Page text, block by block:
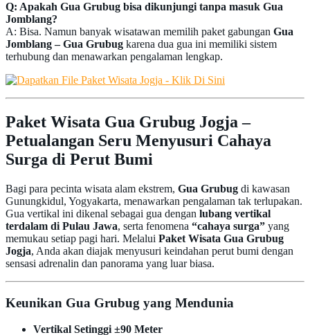
Q: Apakah Gua Grubug bisa dikunjungi tanpa masuk Gua
Jomblang?
A: Bisa. Namun banyak wisatawan memilih paket gabungan Gua
Jomblang – Gua Grubug karena dua gua ini memiliki sistem
terhubung dan menawarkan pengalaman lengkap.
Paket Wisata Gua Grubug Jogja –
Petualangan Seru Menyusuri Cahaya
Surga di Perut Bumi
Bagi para pecinta wisata alam ekstrem, Gua Grubug di kawasan
Gunungkidul, Yogyakarta, menawarkan pengalaman tak terlupakan.
Gua vertikal ini dikenal sebagai gua dengan lubang vertikal
terdalam di Pulau Jawa, serta fenomena “cahaya surga” yang
memukau setiap pagi hari. Melalui Paket Wisata Gua Grubug
Jogja, Anda akan diajak menyusuri keindahan perut bumi dengan
sensasi adrenalin dan panorama yang luar biasa.
Keunikan Gua Grubug yang Mendunia
Vertikal Setinggi ±90 Meter